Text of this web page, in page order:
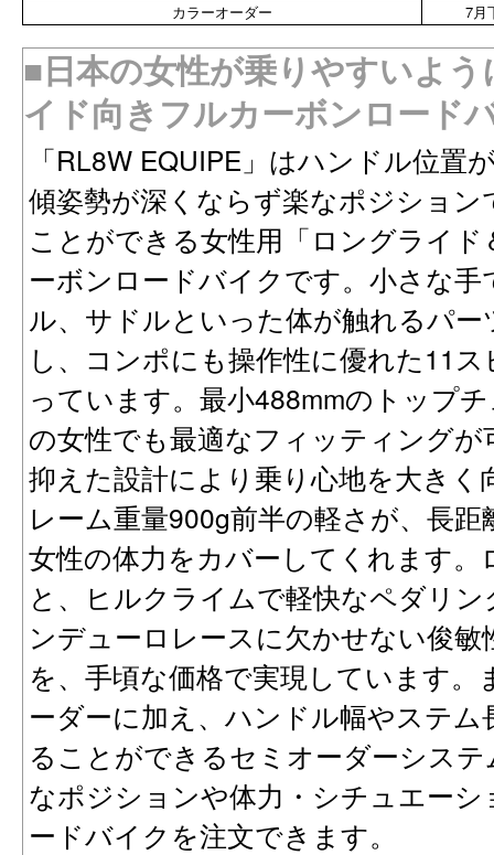
カラーオーダー
7月
■日本の女性が乗りやすいよ
イド向きフルカーボンロード
「RL8W EQUIPE」はハンドル位置
傾姿勢が深くならず楽なポジショ
ことができる女性用「ロングライ
ーボンロードバイクです。小さな
ル、サドルといった体が触れるパ
し、コンポにも操作性に優れた11
っています。最小488mmのトップ
の女性でも最適なフィッティング
抑えた設計により乗り心地を大き
レーム重量900g前半の軽さが、長
女性の体力をカバーしてくれます
と、ヒルクライムで軽快なペダリ
ンデューロレースに欠かせない俊
を、手頃な価格で実現しています
ーダーに加え、ハンドル幅やステ
ることができるセミオーダーシス
なポジションや体力・シチュエー
ードバイクを注文できます。